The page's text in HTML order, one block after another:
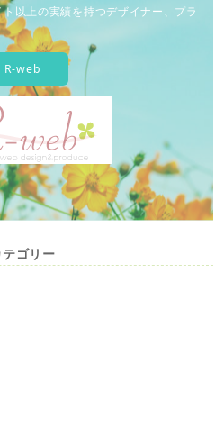
以上の実績を持つデザイナー、プラ
R-web
テゴリー